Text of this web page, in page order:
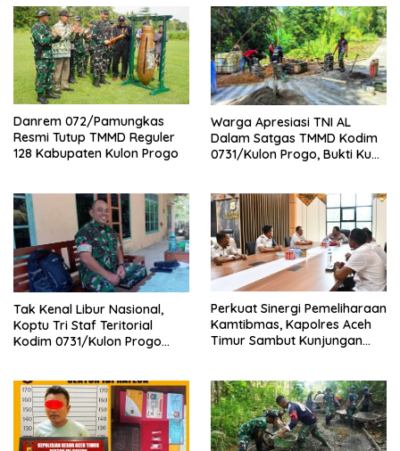
Danrem 072/Pamungkas
Resmi Tutup TMMD Reguler
128 Kabupaten Kulon Progo
Warga Apresiasi TNI AL
Dalam Satgas TMMD Kodim
0731/Kulon Progo, Bukti Kuat
Tak Kenal Libur Nasional,
Koptu Tri Staf Teritorial
Kodim 0731/Kulon Progo
Perkuat Sinergi Pemeliharaan
Kamtibmas, Kapolres Aceh
Timur Sambut Kunjungan